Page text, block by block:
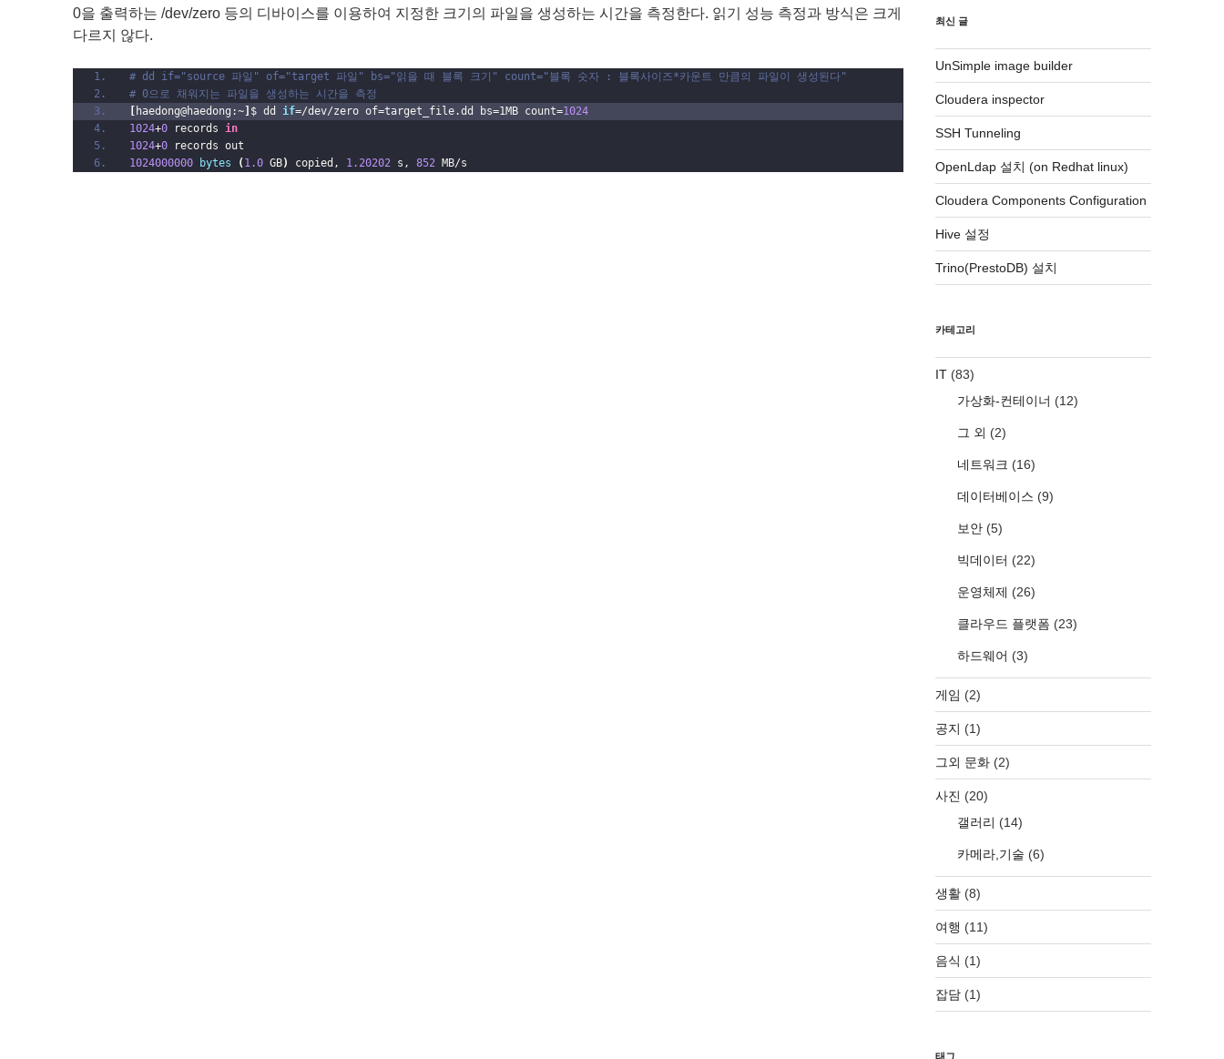
0을 출력하는 /dev/zero 등의 디바이스를 이용하여 지정한 크기의 파일을 생성하는 시간을 측정한다. 읽기 성능 측정과 방식은 크게
다르지 않다.
# dd if="source 파일" of="target 파일" bs="읽을 때 블록 크기" count="블록 숫자 : 블록사이즈*카운트 만큼의 파일이 생성된다"
# 0으로 채워지는 파일을 생성하는 시간을 측정
[ haedong@haedong:~] $ dd if=/dev/zero of=target_file.dd bs=1MB count=1024
1024+0 records in
1024+0 records out
1024000000
bytes (1.0 GB) copied, 1.20202 s, 852 MB/s
최신 글
UnSimple image builder
Cloudera inspector
SSH Tunneling
OpenLdap 설치 (on Redhat linux)
Cloudera Components Configuration
Hive 설정
Trino(PrestoDB) 설치
카테고리
IT (83)
가상화-컨테이너 (12)
그 외 (2)
네트워크 (16)
데이터베이스 (9)
보안 (5)
빅데이터 (22)
운영체제 (26)
클라우드 플랫폼 (23)
하드웨어 (3)
게임 (2)
공지 (1)
그외 문화 (2)
사진 (20)
갤러리 (14)
카메라,기술 (6)
생활 (8)
여행 (11)
음식 (1)
잡담 (1)
태그